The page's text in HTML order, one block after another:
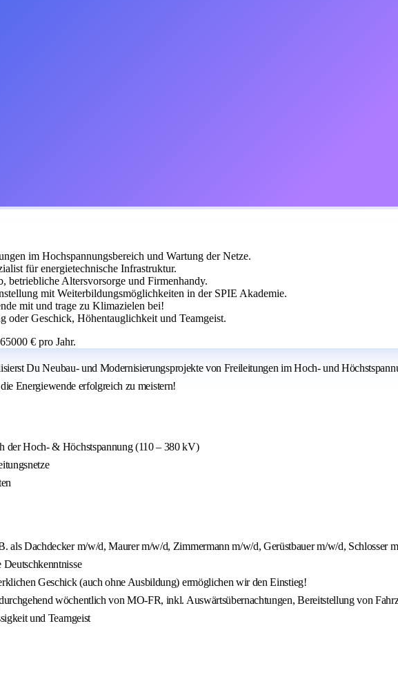
im Hochspannungsbereich und Wartung der Netze.
für energietechnische Infrastruktur.
betriebliche Altersvorsorge und Firmenhandy.
mit Weiterbildungsmöglichkeiten in der SPIE Akademie.
mit und trage zu Klimazielen bei!
oder Geschick, Höhentauglichkeit und Teamgeist.
€ pro Jahr.
Du Neubau- und Modernisierungsprojekte von Freileitungen im Hoch- und
Energiewende erfolgreich zu meistern!
der Hoch- & Höchstspannung (110 – 380 kV)
als Dachdecker m/w/d, Maurer m/w/d, Zimmermann m/w/d, Gerüstbauer m/w/d, Schlosser
Geschick (auch ohne Ausbildung) ermöglichen wir den Einstieg!
wöchentlich von MO-FR, inkl. Auswärtsübernachtungen, Bereitstellung von
und Teamgeist